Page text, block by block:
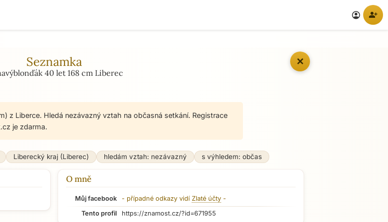
account_circle person_add
✕
Seznamka
40 let 168 cm Liberec
z Liberce. Hledá nezávazný vztah na občasná setkání. Registrace
je zdarma.
Liberecký kraj (Liberec) hledám vztah: nezávazný s výhledem: občas
O mně
Můj facebook - případné odkazy vidí Zlaté účty -
Tento profil
https://znamost.cz/?id=671955